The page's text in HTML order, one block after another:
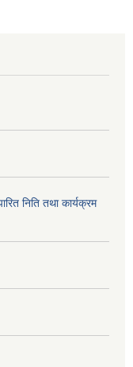
निति तथा कार्यक्रम